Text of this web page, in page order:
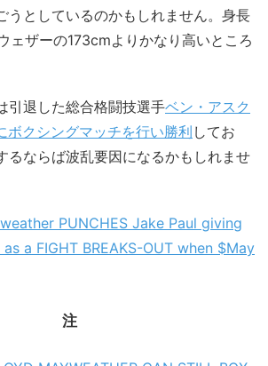
うとしているのかもしれません。身長
ェザーの173cmよりかなり高いところ
引退した総合格闘技選手ベン・アスク
ボクシングマッチを行い勝利 してお
るならば波乱要因になるかもしれませ
PUNCHES Jake Paul giving
a FIGHT BREAKS-OUT when $May
注